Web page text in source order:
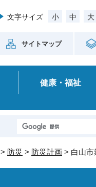
文字サイズ 小 中 大
サイトマップ
健康・福祉
> 防災 > 防災計画 > 白山市